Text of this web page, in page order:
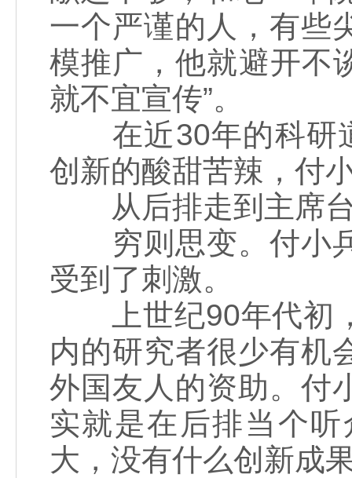
一个严谨的人，有些
模推广，他就避开不
就不宜宣传”。
在近30年的科研道
创新的酸甜苦辣，付
从后排走到主席
穷则思变。付小兵
受到了刺激。
上世纪90年代初，
内的研究者很少有机
外国友人的资助。付
实就是在后排当个
大，没有什么创新成